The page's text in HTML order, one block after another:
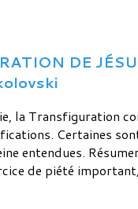
DE
la Transfiguration
Certaines
entendues.
de piété